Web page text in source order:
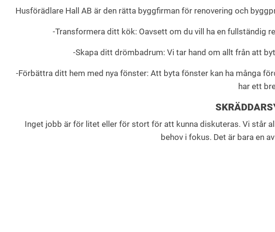
Husförädlare Hall AB är den rätta byggfirman för renovering och
-Transformera ditt kök: Oavsett om du vill ha en fullständig
-Skapa ditt drömbadrum: Vi tar hand om allt från att
-Förbättra ditt hem med nya fönster: Att byta fönster kan ha många
har ett
Inget jobb är för litet eller för stort för att kunna diskuteras. Vi står
behov i fokus. Det är bara en